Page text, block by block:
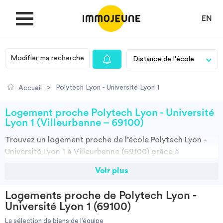
EN
MON COMPTE
Je cherche un logement
Villes
Modifier ma recherche
Accueil > Polytech Lyon - Université Lyon 1
Logement proche Polytech Lyon - Université
Lyon 1 (Villeurbanne – 69100)
Trouvez un logement proche de l’école Polytech Lyon -
Université Lyon 1 à Villeurbanne (69100) grâce à
Découvrez nos milliers d’offres de locations proches de
locations par particuliers, par agences et colocations.
Vous avez tous les choix.
Voir plus
Logements proche de Polytech Lyon -
Université Lyon 1 (69100)
La sélection de biens de l’équipe